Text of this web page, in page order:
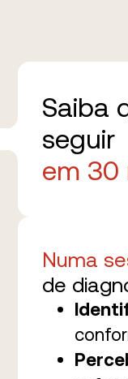
Saiba
seguir
em 30
Numa
de